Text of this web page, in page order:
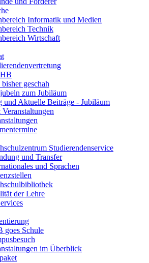
Informatik und Medien
Technik
Wirtschaft
bisher geschah
zum Jubiläum
und Aktuelle Beiträge - Jubiläum
Studierendenservice
und Transfer
und Sprachen
der Lehre
goes Schule
im Überblick